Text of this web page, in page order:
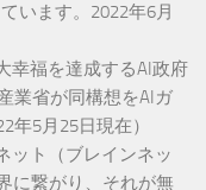
います。2022年6月
幸福を達成するAI政府
業省が同構想をAIガ
5月25日現在）
ット（ブレインネッ
に繋がり、それが無